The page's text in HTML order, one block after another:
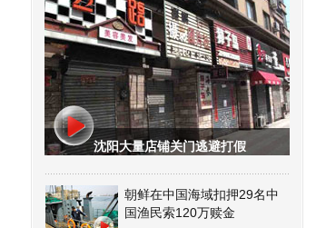
沈阳大量店铺关门逃避打假
朝鲜在中国海域扣押29名中
国渔民索120万赎金